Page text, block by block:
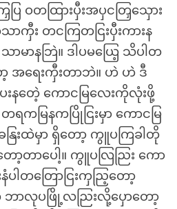
ြ ဝတထြားပှီးအပှငတြှသှေား
း တငကြတငြးပှီးကားန
ာမာနဘြဲ။ ဒါပမယြေ့ သိပါတ
အရေးကှီးတာဘဲ။ ဟဲ ဟဲ ဒီ
နတေဲ့ ကောငမြလေးကိုလုံးဖို့
ရကမြနကပြိုငြးမှာ ကောငမြ
ြးထဲမှာ ရှိတော့ ကွူပကြခါတို
ော့တာပေါ့။ ကွူပလြညြး ကော
နံပါတတြောငြးကှညြ့တော့
ဘာလုပဖြို့လညြးလို့ပှောတော့